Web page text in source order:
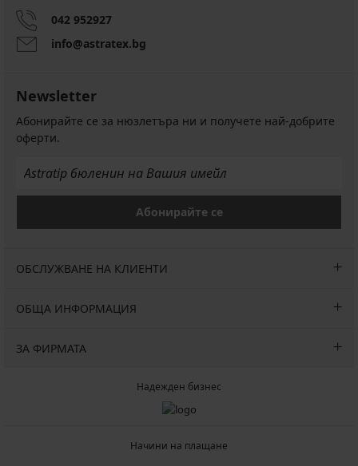
042 952927
info@astratex.bg
Newsletter
Абонирайте се за нюзлетъра ни и получете най-добрите
оферти.
Абонирайте се
ОБСЛУЖВАНЕ НА КЛИЕНТИ
ОБЩА ИНФОРМАЦИЯ
ЗА ФИРМАТА
Надежден бизнес
Начини на плащане